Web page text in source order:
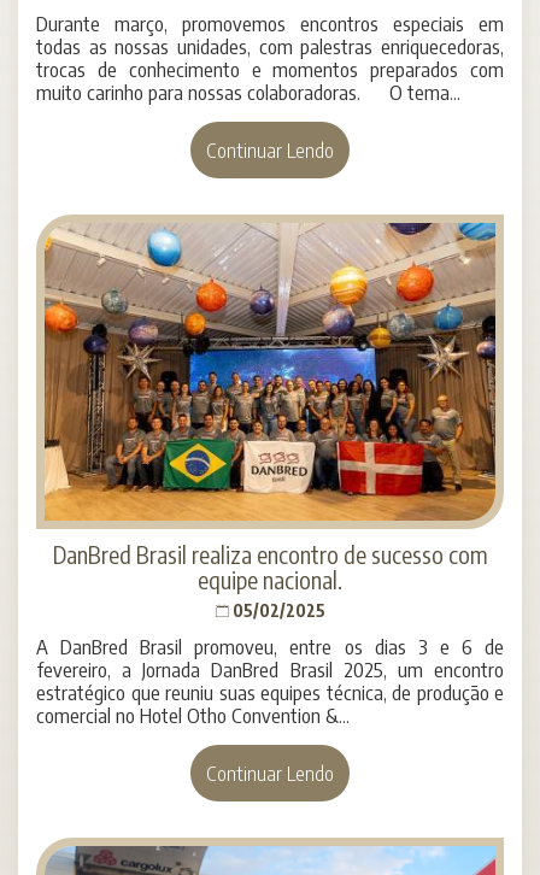
Durante março, promovemos encontros especiais em
todas as nossas unidades, com palestras enriquecedoras,
trocas de conhecimento e momentos preparados com
muito carinho para nossas colaboradoras. O tema...
Continuar Lendo
DanBred Brasil realiza encontro de sucesso com
equipe nacional.
05/02/2025
A DanBred Brasil promoveu, entre os dias 3 e 6 de
fevereiro, a Jornada DanBred Brasil 2025, um encontro
estratégico que reuniu suas equipes técnica, de produção e
comercial no Hotel Otho Convention &...
Continuar Lendo